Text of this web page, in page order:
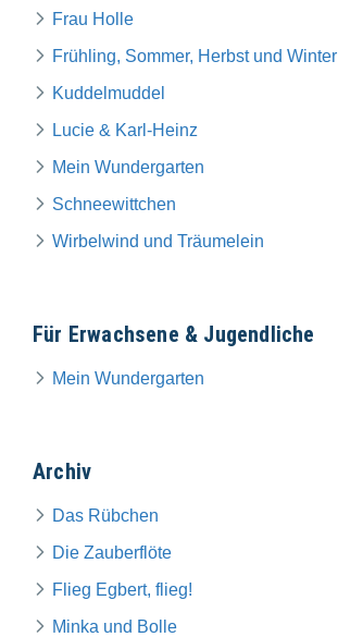
Frau Holle
Frühling, Sommer, Herbst und Winter
Kuddelmuddel
Lucie & Karl-Heinz
Mein Wundergarten
Schneewittchen
Wirbelwind und Träumelein
Für Erwachsene & Jugendliche
Mein Wundergarten
Archiv
Das Rübchen
Die Zauberflöte
Flieg Egbert, flieg!
Minka und Bolle